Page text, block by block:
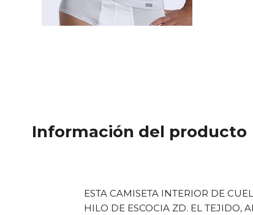
Información del producto
ESTA CAMISETA INTERIOR DE
HILO DE ESCOCIA ZD. EL TEJIDO,